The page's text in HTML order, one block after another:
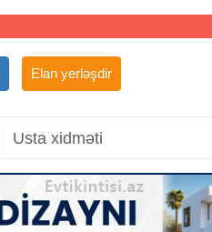
Elan yerləşdir
Usta xidməti